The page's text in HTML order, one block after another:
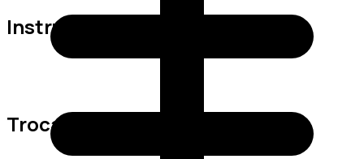
Instruções de Lavagem
Trocas e Devoluções